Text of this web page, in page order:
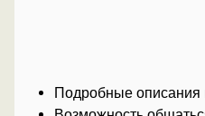
Подробные описания